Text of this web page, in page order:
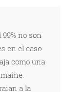
no son
en el caso
como una
a la